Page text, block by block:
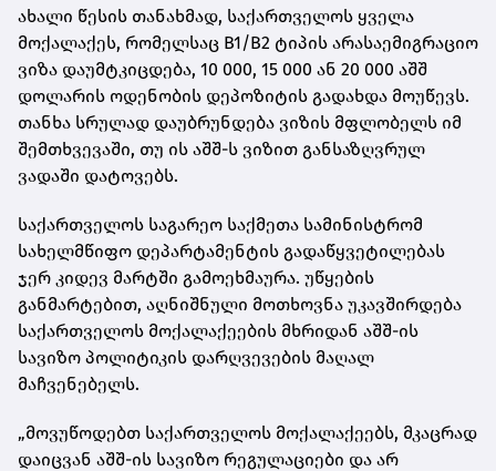
ახალი წესის თანახმად, საქართველოს ყველა
მოქალაქეს, რომელსაც B1/B2 ტიპის არასაემიგრაციო
ვიზა დაუმტკიცდება, 10 000, 15 000 ან 20 000 აშშ
დოლარის ოდენობის დეპოზიტის გადახდა მოუწევს.
თანხა სრულად დაუბრუნდება ვიზის მფლობელს იმ
შემთხვევაში, თუ ის აშშ-ს ვიზით განსაზღვრულ
ვადაში დატოვებს.
საქართველოს საგარეო საქმეთა სამინისტრომ
სახელმწიფო დეპარტამენტის გადაწყვეტილებას
ჯერ კიდევ მარტში გამოეხმაურა. უწყების
განმარტებით, აღნიშნული მოთხოვნა უკავშირდება
საქართველოს მოქალაქეების მხრიდან აშშ-ის
სავიზო პოლიტიკის დარღვევების მაღალ
მაჩვენებელს.
„მოვუწოდებთ საქართველოს მოქალაქეებს, მკაცრად
დაიცვან აშშ-ის სავიზო რეგულაციები და არ